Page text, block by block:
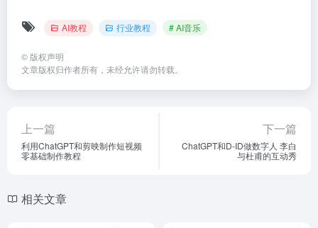
AI教程 行业教程 # AI音乐
© 版权声明
文章版权归作者所有，未经允许请勿转载。
上一篇
利用ChatGPT和剪映制作短视频
零基础制作教程
下一篇
ChatGPT和D-ID做数字人 李白
与杜甫的互动秀
相关文章